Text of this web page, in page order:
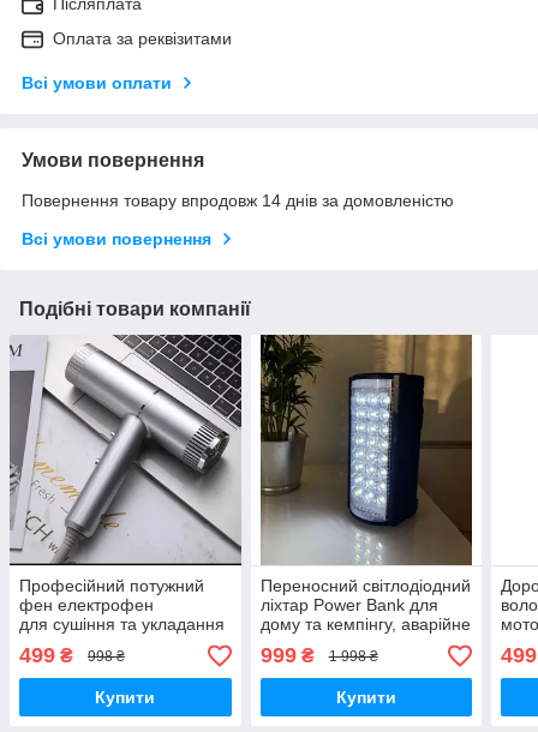
Оплата за реквізитами
Всі умови оплати
Умови повернення
Повернення товару впродовж 14 днів за домовленістю
Всі умови повернення
Подібні товари компанії
Професійний потужний
фен електрофен
для сушіння та укладання
різних типів
волосся голови з
іонізацією
і зручною складною
ручкою
499 ₴ 998 ₴
Купити
Переносний світлодіодний
ліхтар Power Bank для
дому та кемпінгу, аварійне
освітлення з
акумулятором powerbank
та зарядкою 220 В
999₴ 1 998 ₴
Купити
499